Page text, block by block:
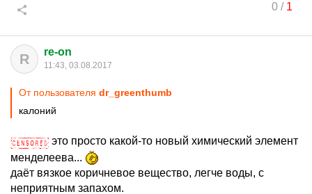
0/ 1
R re-on
11:43, 03.08.2017
От пользователя dr_greenthumb
калоний
это просто какой-то новый химический элемент
менделеева...
даёт вязкое коричневое вещество, легче воды, с
неприятным запахом.